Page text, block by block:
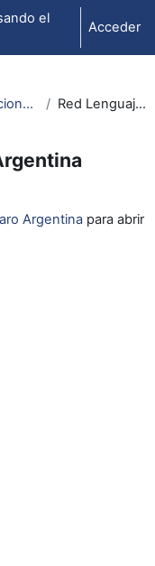
el
Acceder
Instituciones de referencia Red Lenguaje Claro Argentina
Argentina para abrir